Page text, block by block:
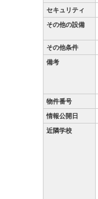
セキュリティ
その他の設備
その他条件
備考
物件番号
情報公開日
近隣学校